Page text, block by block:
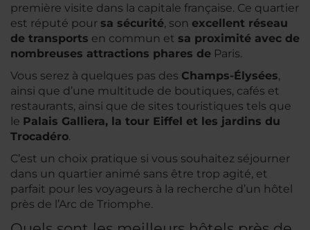
première visite dans la capitale française. Ce quartier
est réputé pour sa sécurité, son excellent réseau
de transports en commun et sa proximité avec de
nombreuses attractions phares de Paris.
Vous serez à quelques pas des Champs-Élysées,
ainsi que d’une multitude de boutiques, cafés et
restaurants, ainsi que de sites touristiques tels que
le Palais Galliera, la tour Eiffel et les jardins du
Trocadéro.
C’est un choix pratique si vous souhaitez séjourner
dans un quartier animé sans être trop agité, et
parfait pour les voyageurs à la recherche d’un hôtel
près de l’Arc de Triomphe.